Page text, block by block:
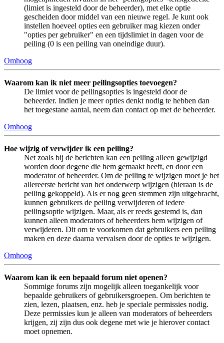
(limiet is ingesteld door de beheerder), met elke optie
gescheiden door middel van een nieuwe regel. Je kunt ook
instellen hoeveel opties een gebruiker mag kiezen onder
"opties per gebruiker" en een tijdslimiet in dagen voor de
peiling (0 is een peiling van oneindige duur).
Omhoog
Waarom kan ik niet meer peilingsopties toevoegen?
De limiet voor de peilingsopties is ingesteld door de
beheerder. Indien je meer opties denkt nodig te hebben dan
het toegestane aantal, neem dan contact op met de beheerder.
Omhoog
Hoe wijzig of verwijder ik een peiling?
Net zoals bij de berichten kan een peiling alleen gewijzigd
worden door degene die hem gemaakt heeft, en door een
moderator of beheerder. Om de peiling te wijzigen moet je het
allereerste bericht van het onderwerp wijzigen (hieraan is de
peiling gekoppeld). Als er nog geen stemmen zijn uitgebracht,
kunnen gebruikers de peiling verwijderen of iedere
peilingsoptie wijzigen. Maar, als er reeds gestemd is, dan
kunnen alleen moderators of beheerders hem wijzigen of
verwijderen. Dit om te voorkomen dat gebruikers een peiling
maken en deze daarna vervalsen door de opties te wijzigen.
Omhoog
Waarom kan ik een bepaald forum niet openen?
Sommige forums zijn mogelijk alleen toegankelijk voor
bepaalde gebruikers of gebruikersgroepen. Om berichten te
zien, lezen, plaatsen, enz. heb je speciale permissies nodig.
Deze permissies kun je alleen van moderators of beheerders
krijgen, zij zijn dus ook degene met wie je hierover contact
moet opnemen.